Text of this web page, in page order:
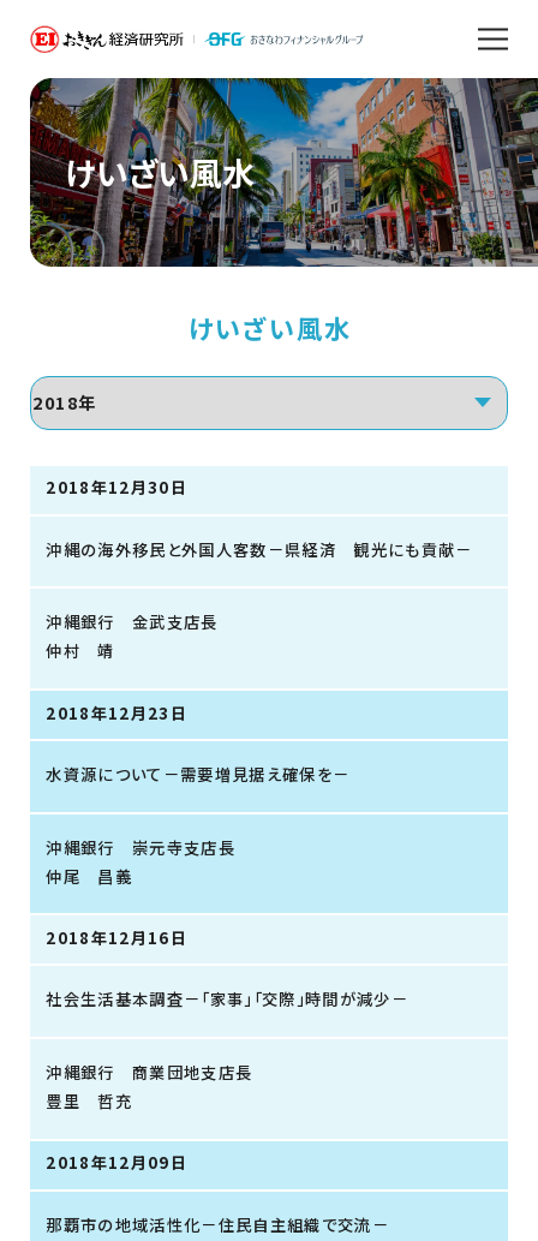
けいざい風水
けいざい風水
2018年12月30日
沖縄の海外移民と外国人客数－県経済 観光にも貢献－
沖縄銀行 金武支店長
仲村 靖
2018年12月23日
水資源について－需要増見据え確保を－
沖縄銀行 崇元寺支店長
仲尾 昌義
2018年12月16日
社会生活基本調査－「家事」「交際」時間が減少－
沖縄銀行 商業団地支店長
豊里 哲充
2018年12月09日
那覇市の地域活性化－住民自主組織で交流－